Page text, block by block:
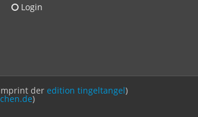
Login
der edition tingeltangel)
)